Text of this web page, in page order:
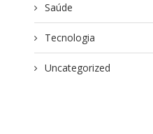
Saúde
Tecnologia
Uncategorized